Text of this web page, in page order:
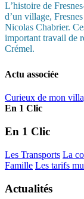
L’histoire de
d’un village,
Nicolas Chabrier.
important travail de
Crémel.
Actu associée
Curieux de mon
En 1 Clic
En 1 Clic
Les Transports La
Famille Les tarifs
Actualités